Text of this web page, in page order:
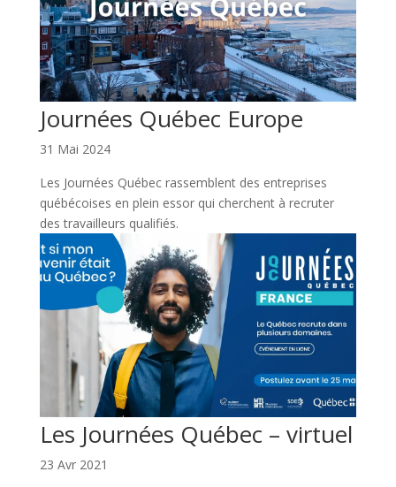
Journées Québec Europe
31 Mai 2024
Les Journées Québec rassemblent des entreprises
québécoises en plein essor qui cherchent à recruter
des travailleurs qualifiés.
Les Journées Québec – virtuel
23 Avr 2021